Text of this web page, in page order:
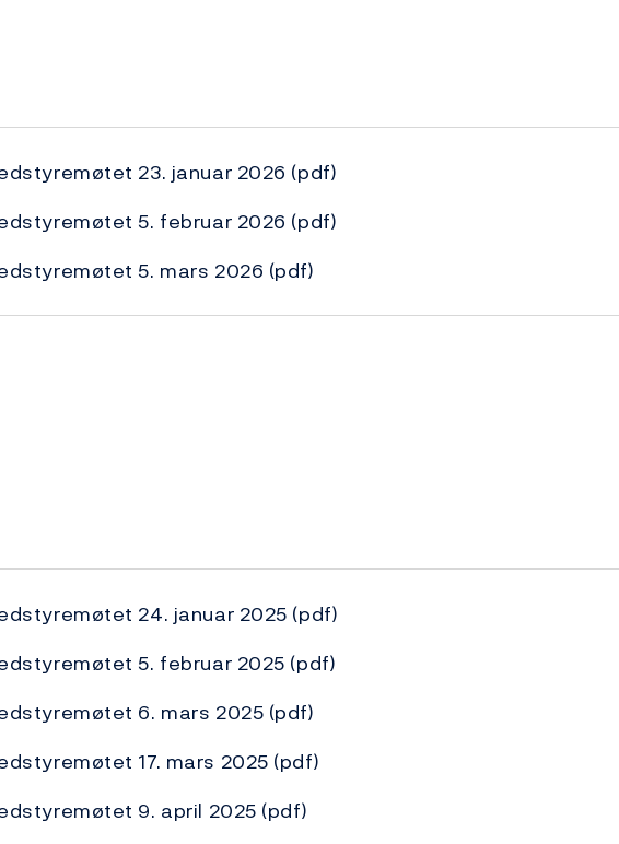
23. januar 2026 (pdf)
5. februar 2026 (pdf)
5. mars 2026 (pdf)
24. januar 2025 (pdf)
5. februar 2025 (pdf)
6. mars 2025 (pdf)
17. mars 2025 (pdf)
9. april 2025 (pdf)